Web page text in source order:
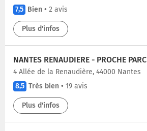
7,5 Bien • 2 avis
Plus d'infos
4 Allée de la Renaudière, 44000 Nantes
8,5 Très bien • 19 avis
Plus d'infos